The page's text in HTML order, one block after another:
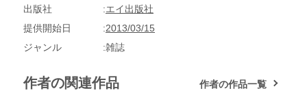
保存版です。●HondaGrandPrixMachineArchives[1979-2010]●0
相談役福井威夫●1982NS500●1983NS500●1984NSR500●1985
NSR500●1986NSR500●1987NSR500●1988NSR500●1989NSR
NSR500●1999NSR500●2000NSR500●2001NSR500●2002NSR
出版社
エイ出版社
提供開始日
2013/03/15
ジャンル
雑誌
作者の関連作品 作者の作品一覧